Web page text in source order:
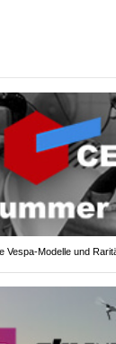
Vespa-Modelle und